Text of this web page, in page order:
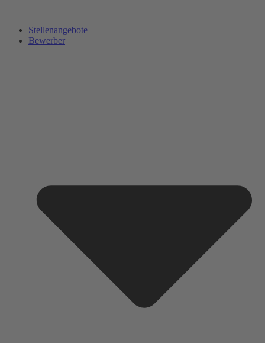
springenStellenangebote
Bewerber